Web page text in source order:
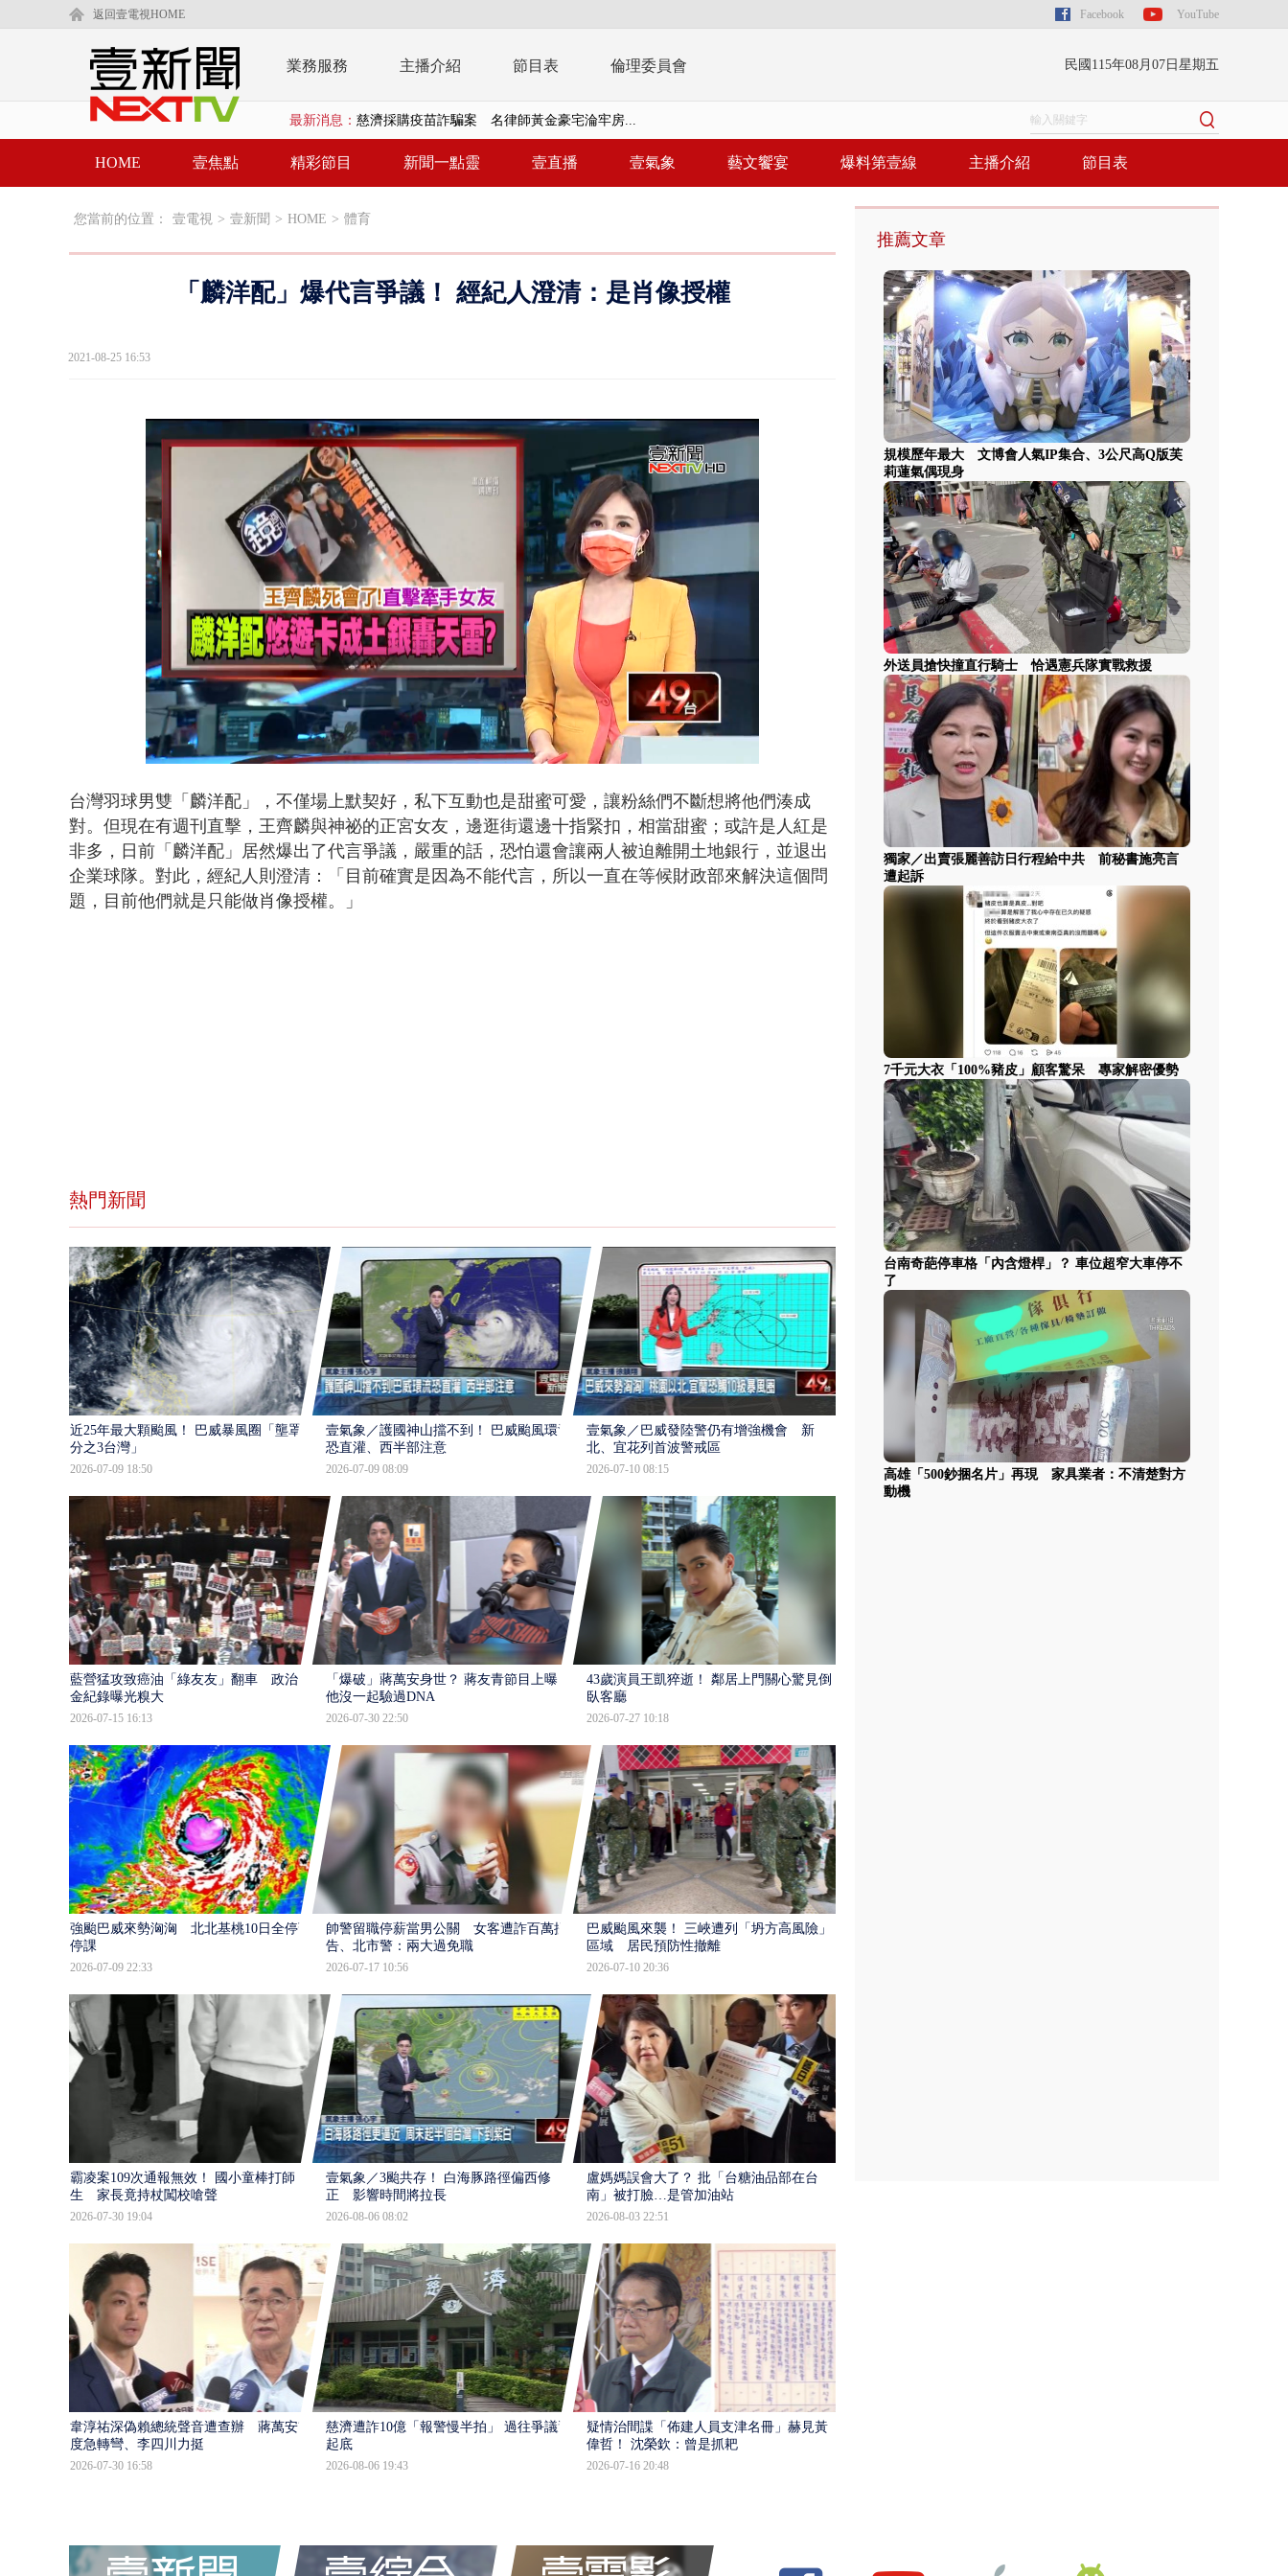
返回壹電視HOME Facebook YouTube
業務服務 主播介紹 節目表 倫理委員會 民國115年08月07日星期五
最新消息： 慈濟採購疫苗詐騙案 名律師黃金豪宅淪牢房...
中颱白海豚周末影響最劇 中部以北紫爆、氣...
慈濟購BNT遭詐10.6億…陳時中籲道歉！ 蔣嘴...
蔣萬安「大迴轉」回應725遊行民調 沈伯洋...
HOME 壹焦點 精彩節目 新聞一點靈 壹直播 壹氣象 藝文饗宴 爆料第壹線 主播介紹 節目表
您當前的位置： 壹電視 > 壹新聞 > HOME > 體育
「麟洋配」爆代言爭議！ 經紀人澄清：是肖像授權
2021-08-25 16:53
Unmute Loaded:
28.19%
台灣羽球男雙「麟洋配」，不僅場上默契好，私下互動也是甜蜜可愛，讓粉絲們不斷想將他們湊成
對。但現在有週刊直擊，王齊麟與神祕的正宮女友，邊逛街還邊十指緊扣，相當甜蜜；或許是人紅是
非多，日前「麟洋配」居然爆出了代言爭議，嚴重的話，恐怕還會讓兩人被迫離開土地銀行，並退出
企業球隊。對此，經紀人則澄清：「 目前確實是因為不能代言，所以一直在等候財政部來解決這個問
題，目前他們就是只能做肖像授權。」
熱門新聞
近25年最大顆颱風！ 巴威暴風圈「壟罩4
分之3台灣」
2026-07-09 18:50
壹氣象／護國神山擋不到！ 巴威颱風環流
恐直灌、西半部注意
2026-07-09 08:09
壹氣象／巴威發陸警仍有增強機會 新
北、宜花列首波警戒區
2026-07-10 08:15
藍營猛攻致癌油「綠友友」翻車 政治獻
金紀錄曝光糗大
2026-07-15 16:13
「爆破」蔣萬安身世？ 蔣友青節目上曝：
他沒一起驗過DNA
2026-07-30 22:50
43歲演員王凱猝逝！ 鄰居上門關心驚見倒
臥客廳
2026-07-27 10:18
強颱巴威來勢洶洶 北北基桃10日全停班
停課
2026-07-09 22:33
帥警留職停薪當男公關 女客遭詐百萬提
告、北市警：兩大過免職
2026-07-17 10:56
巴威颱風來襲！ 三峽遭列「坍方高風險」
區域 居民預防性撤離
2026-07-10 20:36
霸凌案109次通報無效！ 國小童棒打師
生 家長竟持杖闖校嗆聲
2026-07-30 19:04
壹氣象／3颱共存！ 白海豚路徑偏西修
正 影響時間將拉長
2026-08-06 08:02
盧媽媽誤會大了？ 批「台糖油品部在台
南」被打臉…是管加油站
2026-08-03 22:51
韋淳祐深偽賴總統聲音遭查辦 蔣萬安態
度急轉彎、李四川力挺
2026-07-30 16:58
慈濟遭詐10億「報警慢半拍」 過往爭議遭
起底
2026-08-06 19:43
疑情治間諜「佈建人員支津名冊」赫見黃
偉哲！ 沈榮欽：曾是抓耙
2026-07-16 20:48
推薦文章
規模歷年最大 文博會人氣IP集合、3公尺高Q版芙
莉蓮氣偶現身
外送員搶快撞直行騎士 恰遇憲兵隊實戰救援
獨家／出賣張麗善訪日行程給中共 前秘書施亮言
遭起訴
7千元大衣「100%豬皮」顧客驚呆 專家解密優勢
台南奇葩停車格「內含燈桿」？ 車位超窄大車停不
了
高雄「500鈔捆名片」再現 家具業者：不清楚對方
動機